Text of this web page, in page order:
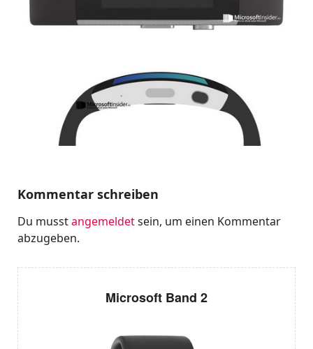
Kommentar schreiben
Du musstangemeldetsein, um einen Kommentar
abzugeben.
Microsoft Band 2